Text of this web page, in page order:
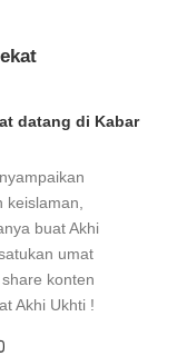
datang di Kabar
keislaman,
buat Akhi
umat
konten
Akhi Ukhti !